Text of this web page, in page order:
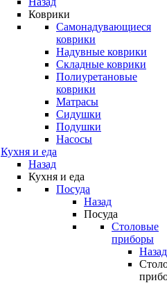
Коврики
Самонадувающиеся
коврики
Надувные коврики
Складные коврики
Полиуретановые
коврики
Матрасы
Сидушки
Подушки
Насосы
Кухня и еда
Назад
Кухня и еда
Посуда
Назад
Посуда
Столовые
приборы
Назад